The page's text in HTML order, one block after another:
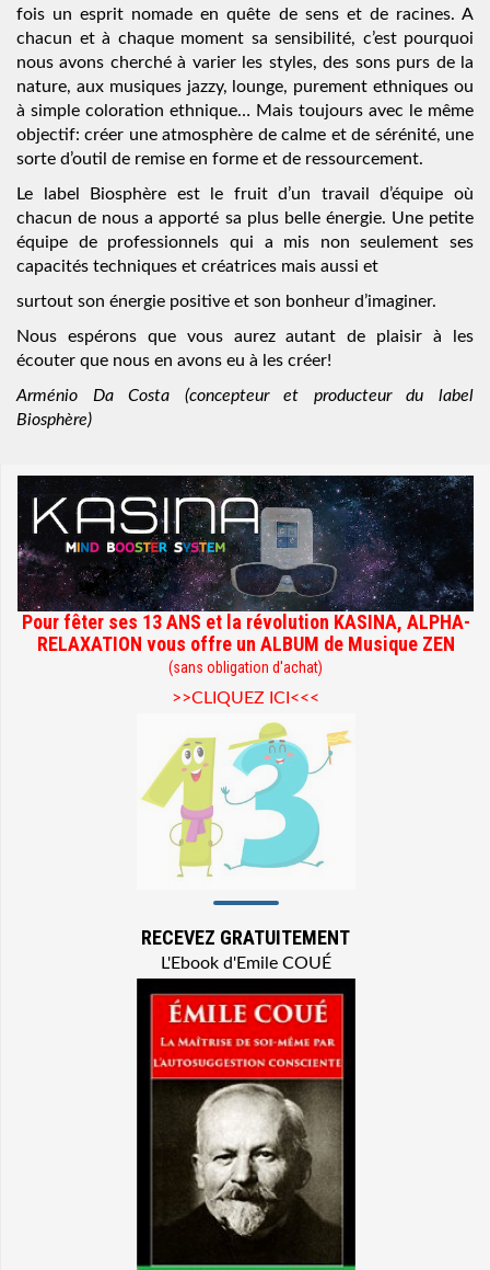
fois un esprit nomade en quête de sens et de racines. A
chacun et à chaque moment sa sensibilité, c’est pourquoi
nous avons cherché à varier les styles, des sons purs de la
nature, aux musiques jazzy, lounge, purement ethniques ou
à simple coloration ethnique… Mais toujours avec le même
objectif: créer une atmosphère de calme et de sérénité, une
sorte d’outil de remise en forme et de ressourcement.
Le label Biosphère est le fruit d’un travail d’équipe où
chacun de nous a apporté sa plus belle énergie. Une petite
équipe de professionnels qui a mis non seulement ses
capacités techniques et créatrices mais aussi et
surtout son énergie positive et son bonheur d’imaginer.
Nous espérons que vous aurez autant de plaisir à les
écouter que nous en avons eu à les créer!
Arménio Da Costa (concepteur et producteur du label
Biosphère)
Pour fêter ses 13 ANS et la révolution KASINA, ALPHA-
RELAXATION vous offre un ALBUM de Musique ZEN
(sans obligation d'achat)
>>CLIQUEZ ICI<<<
RECEVEZ GRATUITEMENT
L'Ebook d'Emile COUÉ